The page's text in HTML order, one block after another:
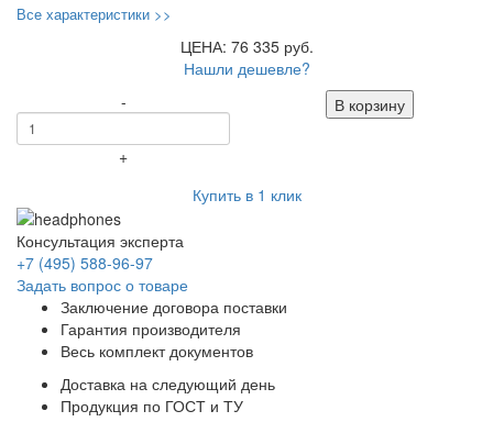
Все характеристики >>
ЦЕНА: 76 335 руб.
Нашли дешевле?
-
+
В корзину
Купить в 1 клик
Консультация эксперта
+7 (495) 588-96-97
Задать вопрос о товаре
Заключение договора поставки
Гарантия производителя
Весь комплект документов
Доставка на следующий день
Продукция по ГОСТ и ТУ